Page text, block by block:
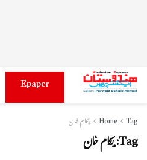
Epaper
Home Tag ریحام خان
Tag:ریحام خان